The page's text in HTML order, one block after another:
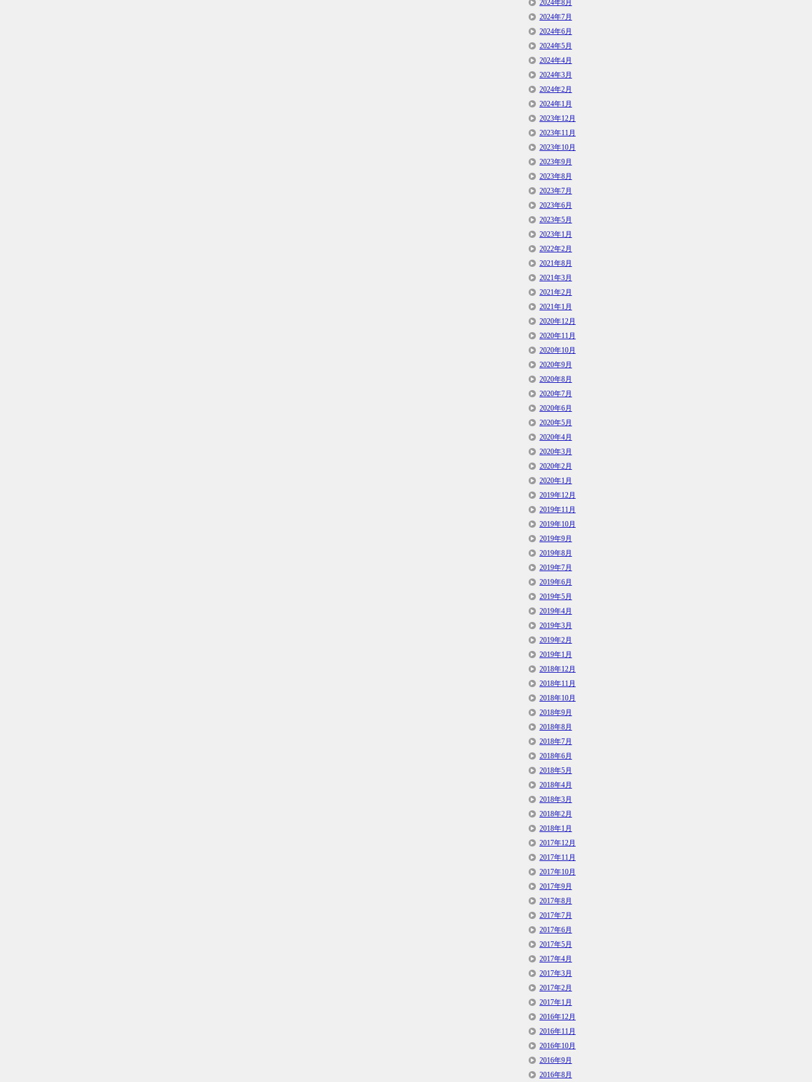
2024年8月
2024年7月
2024年6月
2024年5月
2024年4月
2024年3月
2024年2月
2024年1月
2023年12月
2023年11月
2023年10月
2023年9月
2023年8月
2023年7月
2023年6月
2023年5月
2023年1月
2022年2月
2021年8月
2021年3月
2021年2月
2021年1月
2020年12月
2020年11月
2020年10月
2020年9月
2020年8月
2020年7月
2020年6月
2020年5月
2020年4月
2020年3月
2020年2月
2020年1月
2019年12月
2019年11月
2019年10月
2019年9月
2019年8月
2019年7月
2019年6月
2019年5月
2019年4月
2019年3月
2019年2月
2019年1月
2018年12月
2018年11月
2018年10月
2018年9月
2018年8月
2018年7月
2018年6月
2018年5月
2018年4月
2018年3月
2018年2月
2018年1月
2017年12月
2017年11月
2017年10月
2017年9月
2017年8月
2017年7月
2017年6月
2017年5月
2017年4月
2017年3月
2017年2月
2017年1月
2016年12月
2016年11月
2016年10月
2016年9月
2016年8月